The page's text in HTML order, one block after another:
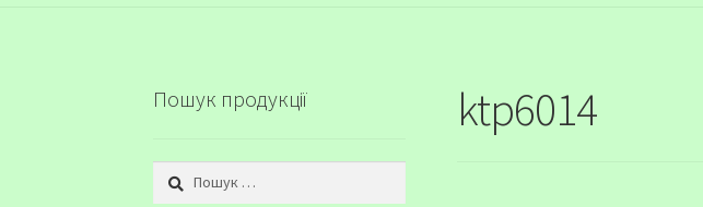
ktp6014
Пошук продукції
Пошук: